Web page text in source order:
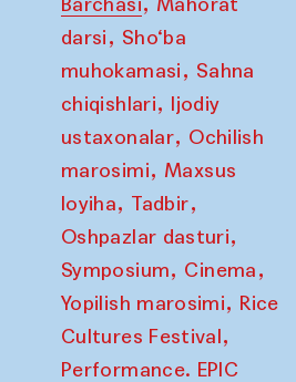
darsi, Sho‘ba
muhokamasi, Sahna
chiqishlari, Ijodiy
ustaxonalar, Ochilish
marosimi, Maxsus
loyiha, Tadbir,
Oshpazlar dasturi,
Symposium, Cinema,
Yopilish marosimi, Rice
Cultures Festival,
Performance. EPIC